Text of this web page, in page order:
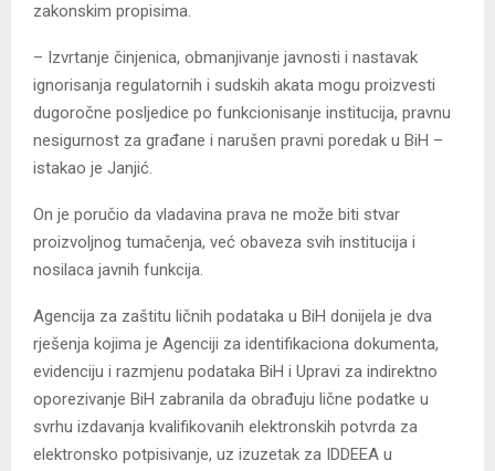
zakonskim propisima.
– Izvrtanje činjenica, obmanjivanje javnosti i nastavak
ignorisanja regulatornih i sudskih akata mogu proizvesti
dugoročne posljedice po funkcionisanje institucija, pravnu
nesigurnost za građane i narušen pravni poredak u BiH –
istakao je Јanjić.
On je poručio da vladavina prava ne može biti stvar
proizvoljnog tumačenja, već obaveza svih institucija i
nosilaca javnih funkcija.
Agencija za zaštitu ličnih podataka u BiH donijela je dva
rješenja kojima je Agenciji za identifikaciona dokumenta,
evidenciju i razmjenu podataka BiH i Upravi za indirektno
oporezivanje BiH zabranila da obrađuju lične podatke u
svrhu izdavanja kvalifikovanih elektronskih potvrda za
elektronsko potpisivanje, uz izuzetak za IDDEEA u